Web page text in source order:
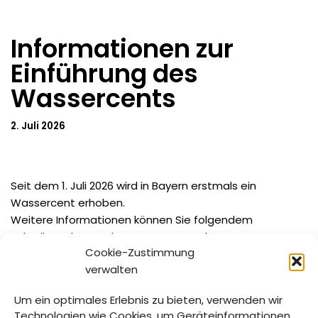
Cookie-Zustimmung
verwalten
Um ein optimales Erlebnis zu bieten, verwenden wir
Informationen zur
Einführung des
Wassercents
2. Juli 2026
Seit dem 1. Juli 2026 wird in Bayern erstmals ein
Wassercent erhoben.
Weitere Informationen können Sie folgendem
Schreiben des Landratsamtes entnehmen:
Informationen zur Einführung eines